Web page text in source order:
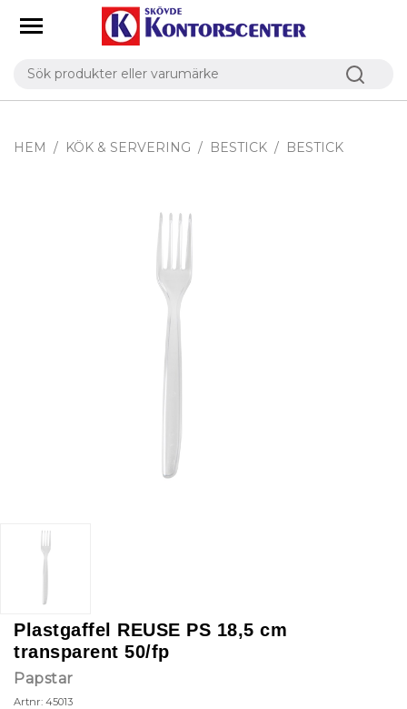
HEM KÖK & SERVERING BESTICK BESTICK
Plastgaffel REUSE PS 18,5 cm
transparent 50/fp
Papstar
Artnr: 45013